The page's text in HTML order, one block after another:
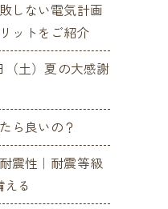
しない電気計画
ットをご紹介
（土）夏の大感謝
ら良いの？
震性｜耐震等級
る